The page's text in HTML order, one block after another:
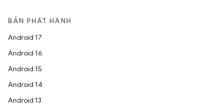
BẢN PHÁT HÀNH
Android 17
Android 16
Android 15
Android 14
Android 13